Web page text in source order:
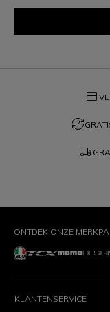
credit_card
question_exchange
local_shipping
ONTDEK ONZE
KLANTENSERVICE